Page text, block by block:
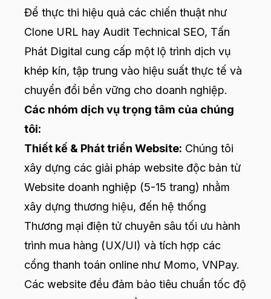
Để thực thi hiệu quả các chiến thuật như
Clone URL hay Audit Technical SEO, Tấn
Phát Digital cung cấp một lộ trình dịch vụ
khép kín, tập trung vào hiệu suất thực tế và
chuyển đổi bền vững cho doanh nghiệp.
Các nhóm dịch vụ trọng tâm của chúng
tôi:
Thiết kế & Phát triển Website: Chúng tôi
xây dựng các giải pháp website độc bản từ
Website doanh nghiệp (5-15 trang) nhằm
xây dựng thương hiệu, đến hệ thống
Thương mại điện tử chuyên sâu tối ưu hành
trình mua hàng (UX/UI) và tích hợp các
cổng thanh toán online như Momo, VNPay.
Các website đều đảm bảo tiêu chuẩn tốc độ